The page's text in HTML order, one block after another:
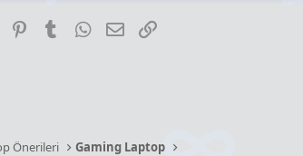
Reddit PinterestTumblrWhatsApp
E-posta
Önerileri Gaming Laptop